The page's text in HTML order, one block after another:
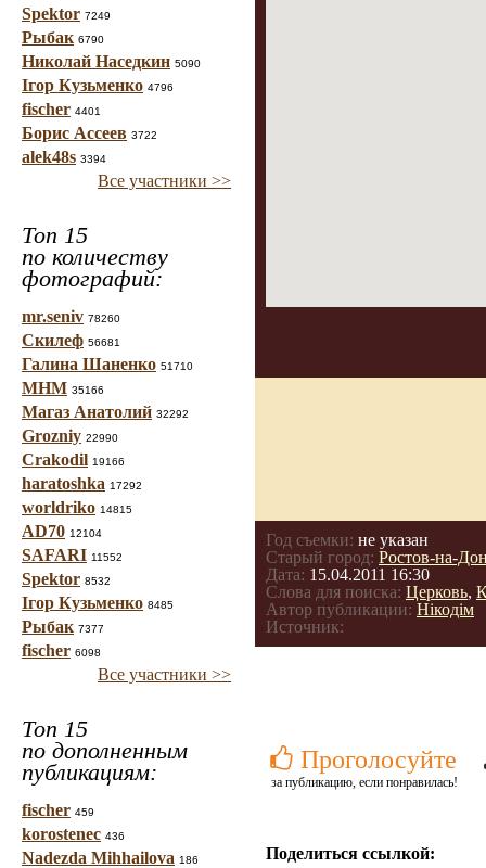
Spektor 7249
Рыбак 6790
Николай Наседкин 5090
Ігор Кузьменко 4796
fischer 4401
Борис Ассеев 3722
alek48s 3394
Все участники >>
Топ 15
по количеству
фотографий:
mr.seniv 78260
Скилеф 56681
Галина Шаненко 51710
МНМ 35166
Магаз Анатолий 32292
Grozniy 22990
Crakodil 19166
haratoshka 17292
worldriko 14815
AD70 12104
SAFARI 11552
Spektor 8532
Ігор Кузьменко 8485
Рыбак 7377
fischer 6098
Все участники >>
Топ 15
по дополненным
публикациям:
fischer 459
korostenec 436
Nadezda Mihhailova 186
Год съемки: не указан
Старый город: Ростов-на-
Дата: 15.04.2011 16:30
Слова для поиска: Церковь,
Автор публикации: Нікодім
Источник:
Проголосуйте
за публикацию, если понравилась!
Поделиться ссылкой: